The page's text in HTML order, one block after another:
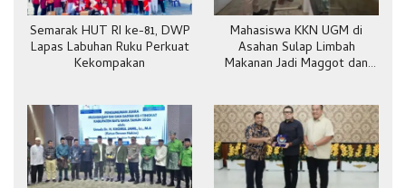
Semarak HUT RI ke-81, DWP
Lapas Labuhan Ruku Perkuat
Kekompakan
Mahasiswa KKN UGM di
Asahan Sulap Limbah
Makanan Jadi Maggot dan